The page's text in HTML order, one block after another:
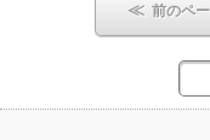
≪ 前のペ